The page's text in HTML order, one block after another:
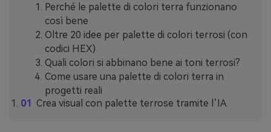
Perché le palette di colori terra funzionano
così bene
Oltre 20 idee per palette di colori terrosi (con
codici HEX)
Quali colori si abbinano bene ai toni terrosi?
Come usare una palette di colori terra in
progetti reali
Crea visual con palette terrose tramite l’IA